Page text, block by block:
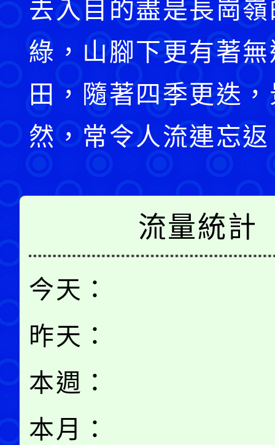
去入目的盡是長崗
綠，山腳下更有著
田，隨著四季更迭
然，常令人流連忘
流量統計
今天：
昨天：
本週：
本月：